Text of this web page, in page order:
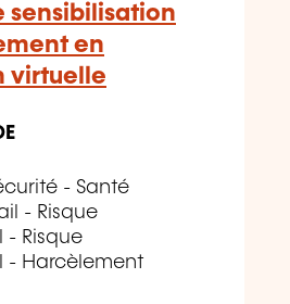
sensibilisation
en
virtuelle
- Santé
- Risque
- Risque
- Harcèlement